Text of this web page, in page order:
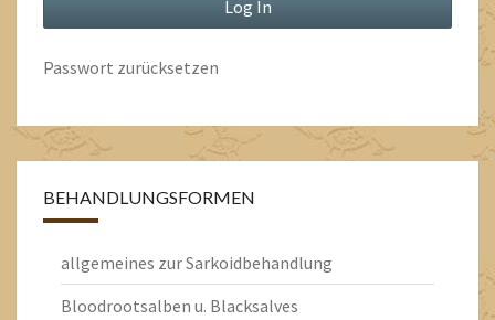
Passwort zurücksetzen
BEHANDLUNGSFORMEN
allgemeines zur Sarkoidbehandlung
Bloodrootsalben u. Blacksalves